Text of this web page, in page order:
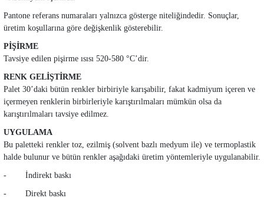
Pantone referans numaraları yalnızca gösterge niteliğindedir. Sonuçlar,
üretim koşullarına göre değişkenlik gösterebilir.
PİŞİRME
Tavsiye edilen pişirme ısısı 520-580 °C’dir.
RENK GELİŞTİRME
Palet 30’daki bütün renkler birbiriyle karışabilir, fakat kadmiyum içeren ve
içermeyen renklerin birbirleriyle karıştırılmaları mümkün olsa da
karıştırılmaları tavsiye edilmez.
UYGULAMA
Bu paletteki renkler toz, ezilmiş (solvent bazlı medyum ile) ve termoplastik
halde bulunur ve bütün renkler aşağıdaki üretim yöntemleriyle uygulanabilir.
- İndirekt baskı
- Direkt baskı